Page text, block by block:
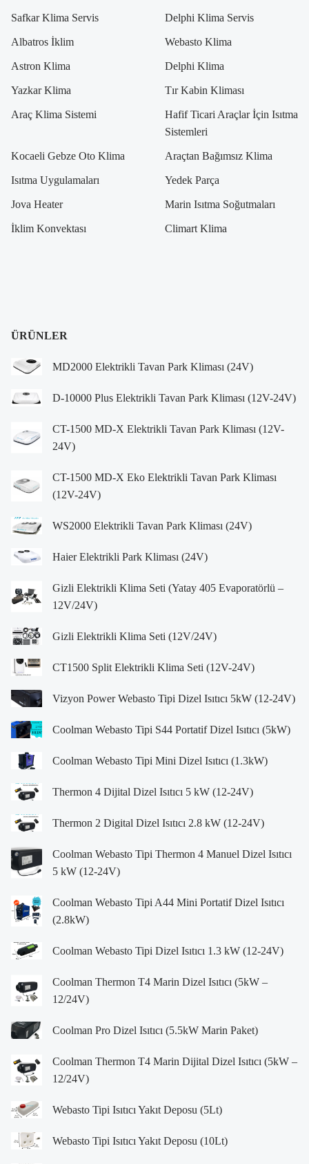
Safkar Klima Servis Delphi Klima Servis
Albatros İklim Webasto Klima
Astron Klima Delphi Klima
Yazkar Klima Tır Kabin Kliması
Araç Klima Sistemi
Hafif Ticari Araçlar İçin Isıtma
Sistemleri
Kocaeli Gebze Oto Klima Araçtan Bağımsız Klima
Isıtma Uygulamaları Yedek Parça
Jova Heater Marin Isıtma Soğutmaları
İklim Konvektası Climart Klima
ÜRÜNLER
MD2000 Elektrikli Tavan Park Kliması (24V)
D-10000 Plus Elektrikli Tavan Park Kliması (12V-24V)
CT-1500 MD-X Elektrikli Tavan Park Kliması (12V-
24V)
CT-1500 MD-X Eko Elektrikli Tavan Park Kliması
(12V-24V)
WS2000 Elektrikli Tavan Park Kliması (24V)
Haier Elektrikli Park Kliması (24V)
Gizli Elektrikli Klima Seti (Yatay 405 Evaporatörlü –
12V/24V)
Gizli Elektrikli Klima Seti (12V/24V)
CT1500 Split Elektrikli Klima Seti (12V-24V)
Vizyon Power Webasto Tipi Dizel Isıtıcı 5kW (12-24V)
Coolman Webasto Tipi S44 Portatif Dizel Isıtıcı (5kW)
Coolman Webasto Tipi Mini Dizel Isıtıcı (1.3kW)
Thermon 4 Dijital Dizel Isıtıcı 5 kW (12-24V)
Thermon 2 Digital Dizel Isıtıcı 2.8 kW (12-24V)
Coolman Webasto Tipi Thermon 4 Manuel Dizel Isıtıcı
5 kW (12-24V)
Coolman Webasto Tipi A44 Mini Portatif Dizel Isıtıcı
(2.8kW)
Coolman Webasto Tipi Dizel Isıtıcı 1.3 kW (12-24V)
Coolman Thermon T4 Marin Dizel Isıtıcı (5kW –
12/24V)
Coolman Pro Dizel Isıtıcı (5.5kW Marin Paket)
Coolman Thermon T4 Marin Dijital Dizel Isıtıcı (5kW –
12/24V)
Webasto Tipi Isıtıcı Yakıt Deposu (5Lt)
Webasto Tipi Isıtıcı Yakıt Deposu (10Lt)